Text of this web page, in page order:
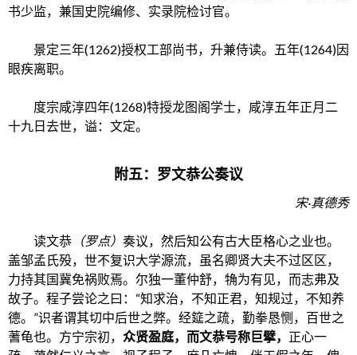
书少监，兼国史院编修、实录院检讨官。
景定三年(1262)授权工部尚书，升兼侍读。五年(1264)因
眼疾离职。
度宗咸淳四年(1268)特授龙图阁学士，咸淳五年正月二
十九日去世，谥：文定。
附五：罗文恭公奏议
宋·真德秀
读文恭 （罗点） 奏议，然后知公有古大臣格心之业也。
盖邹孟氏殁，世不复识大学源流，虽名卿贤大夫不过区区，
力持其国冀免祸败焉。尔独一董仲舒，觕为有见，而志弗及
故子。程子尝论之曰：“知求治，不知正君，知规过，不知养
德。”识者谓其切中后世之弊。经筵之疏，勤拳恳恻，百世之
蓍龟也。方宁宗初， 众贤盈庭，而文恭号称巨擘， 正心一